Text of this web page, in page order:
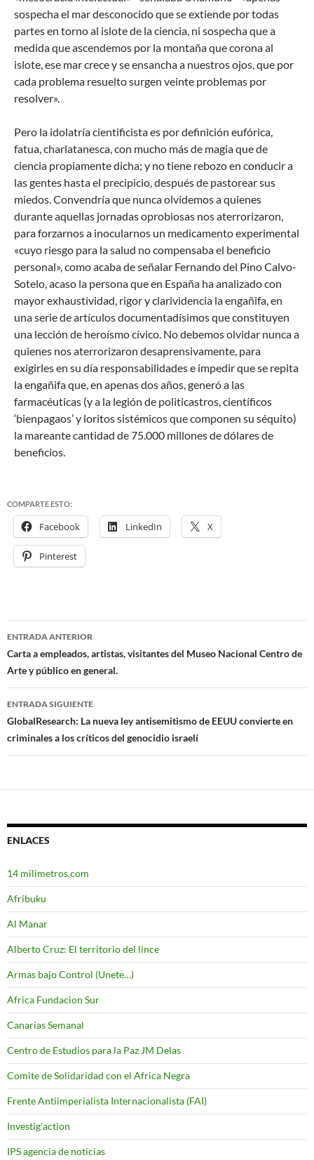
sospecha el mar desconocido que se extiende por todas
partes en torno al islote de la ciencia, ni sospecha que a
medida que ascendemos por la montaña que corona al
islote, ese mar crece y se ensancha a nuestros ojos, que por
cada problema resuelto surgen veinte problemas por
resolver».
Pero la idolatría cientificista es por definición eufórica,
fatua, charlatanesca, con mucho más de magia que de
ciencia propiamente dicha; y no tiene rebozo en conducir a
las gentes hasta el precipicio, después de pastorear sus
miedos. Convendría que nunca olvidemos a quienes
durante aquellas jornadas oprobiosas nos aterrorizaron,
para forzarnos a inocularnos un medicamento experimental
«cuyo riesgo para la salud no compensaba el beneficio
personal», como acaba de señalar Fernando del Pino Calvo-
Sotelo, acaso la persona que en España ha analizado con
mayor exhaustividad, rigor y clarividencia la engañifa, en
una serie de artículos documentadísimos que constituyen
una lección de heroísmo cívico. No debemos olvidar nunca a
quienes nos aterrorizaron desaprensivamente, para
exigirles en su día responsabilidades e impedir que se repita
la engañifa que, en apenas dos años, generó a las
farmacéuticas (y a la legión de politicastros, científicos
‘bienpagaos’ y loritos sistémicos que componen su séquito)
la mareante cantidad de 75.000 millones de dólares de
beneficios.
COMPARTE ESTO:
Facebook LinkedIn X
Pinterest
Navegación
de
entradas
ENTRADA ANTERIOR
Carta a empleados, artistas, visitantes del Museo Nacional Centro de
Arte y público en general.
ENTRADA SIGUIENTE
GlobalResearch: La nueva ley antisemitismo de EEUU convierte en
criminales a los críticos del genocidio israelí
ENLACES
14 milimetros.com
Afribuku
Al Manar
Alberto Cruz: El territorio del lince
Armas bajo Control (Unete…)
Africa Fundacion Sur
Canarias Semanal
Centro de Estudios para la Paz JM Delas
Comite de Solidaridad con el Africa Negra
Frente Antiimperialista Internacionalista (FAI)
Investig'action
IPS agencia de noticias